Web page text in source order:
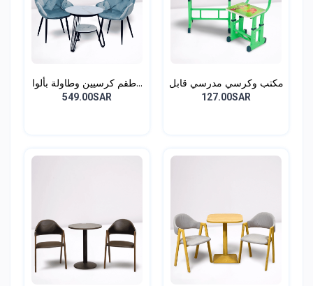
طقم كرسيين وطاولة بألوا...
549.00SAR
مكتب وكرسي مدرسي قابل
ل...
127.00SAR